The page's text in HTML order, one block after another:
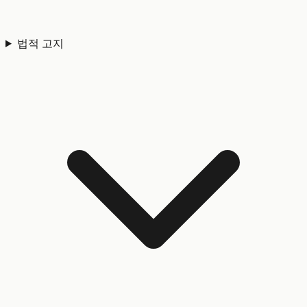
법적 고지